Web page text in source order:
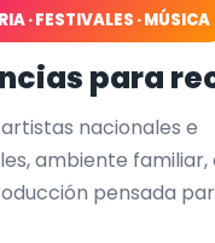
· FESTIVALES · MÚSICA
para
nacionales e
ambiente familiar,
pensada